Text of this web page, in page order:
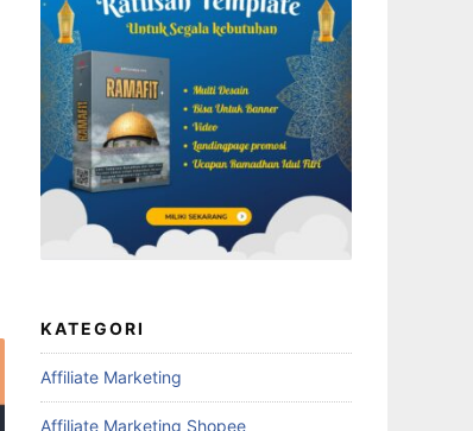
KATEGORI
Affiliate Marketing
Affiliate Marketing Shopee